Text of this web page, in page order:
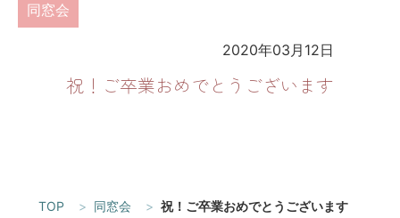
同窓会
2020年03月12日
祝！ご卒業おめでとうございます
TOP 同窓会 祝！ご卒業おめでとうございます